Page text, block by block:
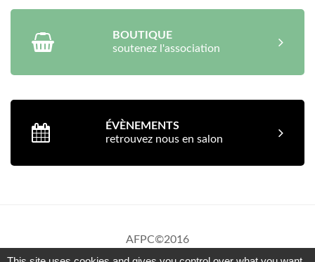
BOUTIQUE
soutenez l'association
ÉVÈNEMENTS
retrouvez nous en salon
AFPC©2016
Mentions Légales